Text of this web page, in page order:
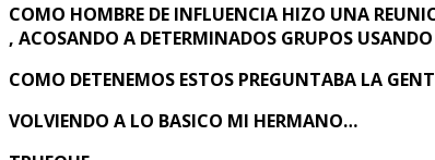
COMO HOMBRE DE INFLUENCIA HIZO UNA
, ACOSANDO A DETERMINADOS GRUPOS
COMO DETENEMOS ESTOS PREGUNTABA LA
VOLVIENDO A LO BASICO MI HERMANO…